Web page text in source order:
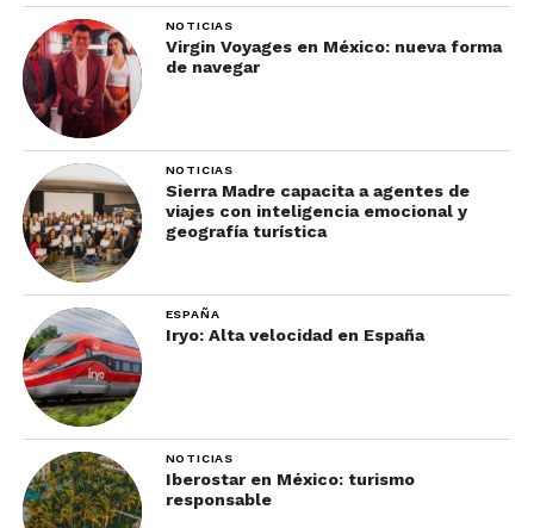
NOTICIAS
Virgin Voyages en México: nueva forma
de navegar
NOTICIAS
Sierra Madre capacita a agentes de
viajes con inteligencia emocional y
geografía turística
ESPAÑA
Iryo: Alta velocidad en España
NOTICIAS
Iberostar en México: turismo
responsable